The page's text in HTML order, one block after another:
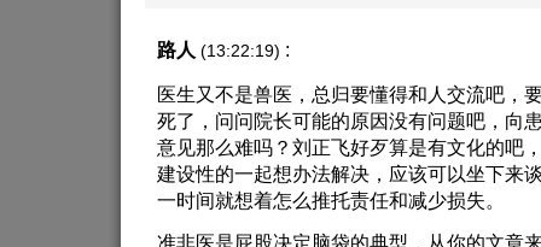
路人 (13:22:19) :
医生又不是兽医，总归要懂得和人交流吧，
死了，问问院长可能的原因没有问题吧，向
意见那么难吗？刘正飞好歹算是有文化的吧
建设性的一起想办法解决，应该可以坐下来
一时间就想着怎么推托责任和减少损失。
准非医是屁股决定脑袋的典型，从你的文章